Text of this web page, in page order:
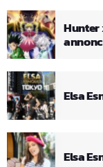
Hunter
Elsa
Elsa